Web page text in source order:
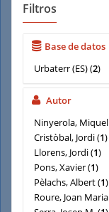
Filtros
Base de datos
Urbaterr (ES)(2)
Autor
Ninyerola, Miquel
Cristòbal, Jordi(1)
Llorens, Jordi(1)
Pons, Xavier(1)
Pèlachs, Albert(1)
Roure, Joan Maria